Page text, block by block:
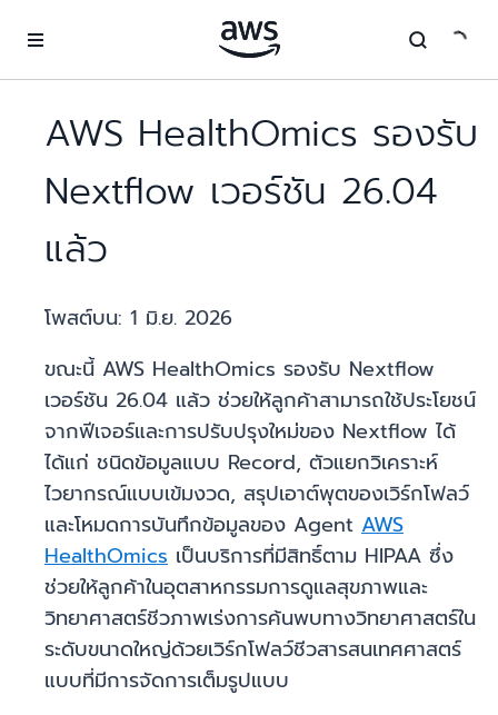
AWS HealthOmics รองรับ
Nextflow เวอร์ชัน 26.04
แล้ว
โพสต์บน: 1 มิ.ย. 2026
ขณะนี้ AWS HealthOmics รองรับ Nextflow
เวอร์ชัน 26.04 แล้ว ช่วยให้ลูกค้าสามารถใช้ประโยชน์
จากฟีเจอร์และการปรับปรุงใหม่ของ Nextflow ได้
ได้แก่ ชนิดข้อมูลแบบ Record, ตัวแยกวิเคราะห์
ไวยากรณ์แบบเข้มงวด, สรุปเอาต์พุตของเวิร์กโฟลว์
และโหมดการบันทึกข้อมูลของ Agent AWS
HealthOmics เป็นบริการที่มีสิทธิ์ตาม HIPAA ซึ่ง
ช่วยให้ลูกค้าในอุตสาหกรรมการดูแลสุขภาพและ
วิทยาศาสตร์ชีวภาพเร่งการค้นพบทางวิทยาศาสตร์ใน
ระดับขนาดใหญ่ด้วยเวิร์กโฟลว์ชีวสารสนเทศศาสตร์
แบบที่มีการจัดการเต็มรูปแบบ